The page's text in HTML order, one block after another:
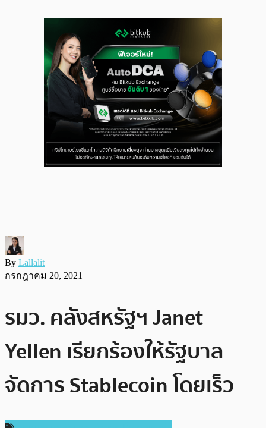
By Lallalit
กรกฎาคม 20, 2021
รมว. คลังสหรัฐฯ Janet
Yellen เรียกร้องให้รัฐบาล
จัดการ Stablecoin โดยเร็ว